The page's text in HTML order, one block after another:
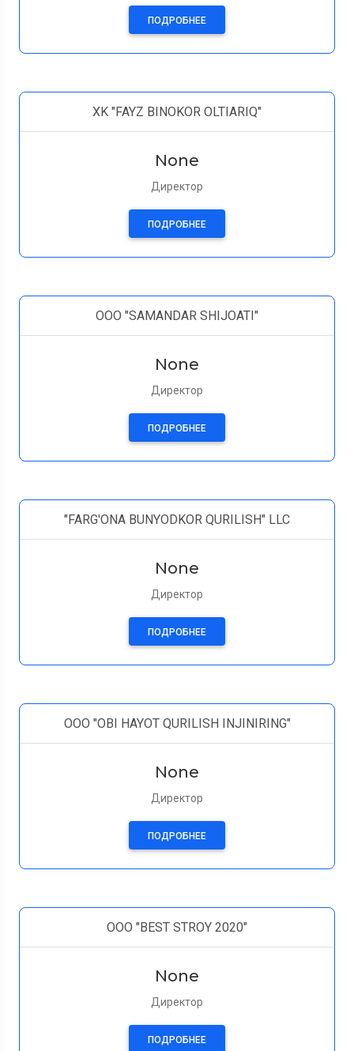
ПОДРОБНЕЕ
XK "FAYZ BINOKOR OLTIARIQ"
None
Директор
ПОДРОБНЕЕ
ООО "SAMANDAR SHIJOATI"
None
Директор
ПОДРОБНЕЕ
"FARG'ONA BUNYODKOR QURILISH" LLC
None
Директор
ПОДРОБНЕЕ
OOO "OBI HAYOT QURILISH INJINIRING"
None
Директор
ПОДРОБНЕЕ
OOO "BEST STROY 2020"
None
Директор
ПОДРОБНЕЕ